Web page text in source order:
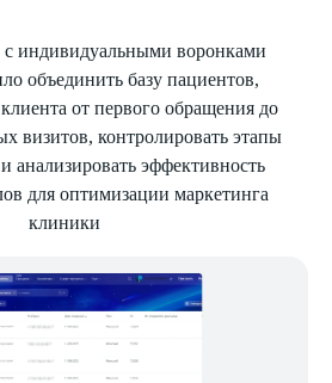
индивидуальными воронками
объединить базу пациентов,
от первого обращения до
визитов, контролировать этапы
анализировать эффективность
для оптимизации маркетинга
клиники